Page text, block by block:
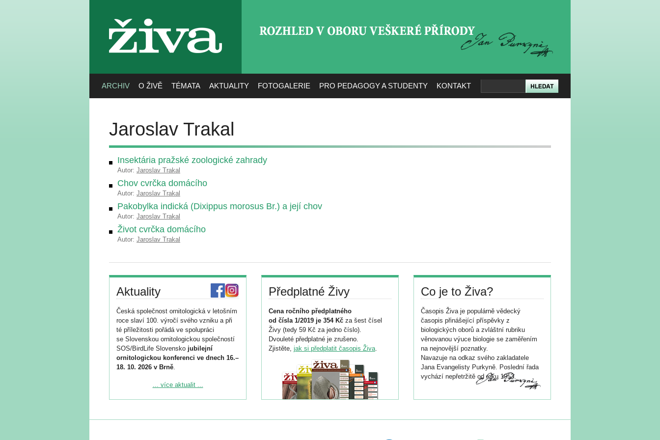
živa
ARCHIV O ŽIVĚ TÉMATA AKTUALITY FOTOGALERIE PRO PEDAGOGY A STUDENTY KONTAKT
Jaroslav Trakal
Insektária pražské zoologické zahrady
Autor: Jaroslav Trakal
Chov cvrčka domácího
Autor: Jaroslav Trakal
Pakobylka indická (Dixippus morosus Br.) a její chov
Autor: Jaroslav Trakal
Život cvrčka domácího
Autor: Jaroslav Trakal
Aktuality
Česká společnost ornitologická v letošním
roce slaví 100. výročí svého vzniku a při
té příležitosti pořádá ve spolupráci
se Slovenskou ornitologickou společností
SOS/BirdLife Slovensko jubilejní
ornitologickou konferenci ve dnech 16.–
18. 10. 2026 v Brně.
Podrobnější informace ke konferenci
Registrovat se můžete do 6. září.
... více aktualit ...
Předplatné Živy
Cena ročního předplatného
od čísla 1/2019 je 354 Kč za šest čísel
Živy (tedy 59 Kč za jedno číslo).
Dvouleté předplatné je zrušeno.
Zjistěte, jak si předplatit časopis Živa.
Co je to Živa?
Časopis Živa je populárně vědecký
časopis přinášející příspěvky z
biologických oborů a zvláštní rubriku
věnovanou výuce biologie se zaměřením
na nejnovější poznatky.
Navazuje na odkaz svého zakladatele
Jana Evangelisty Purkyně. Poslední řada
vychází nepřetržitě od roku 1953.